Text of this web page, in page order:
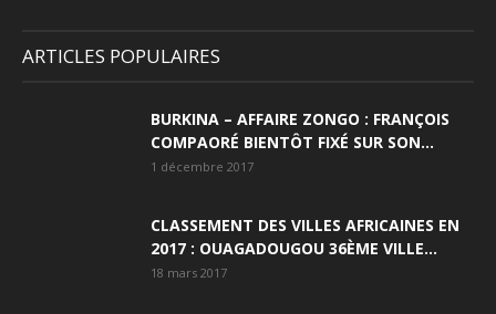
ARTICLES POPULAIRES
BURKINA – AFFAIRE ZONGO : FRANÇOIS
COMPAORÉ BIENTÔT FIXÉ SUR SON...
1 décembre 2017
CLASSEMENT DES VILLES AFRICAINES EN
2017 : OUAGADOUGOU 36ÈME VILLE...
18 mars 2017